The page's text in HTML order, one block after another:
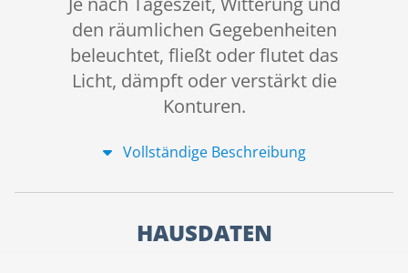
den räumlichen Gegebenheiten
beleuchtet, fließt oder flutet das
Licht, dämpft oder verstärkt die
Konturen.
Vollständige Beschreibung
HAUSDATEN